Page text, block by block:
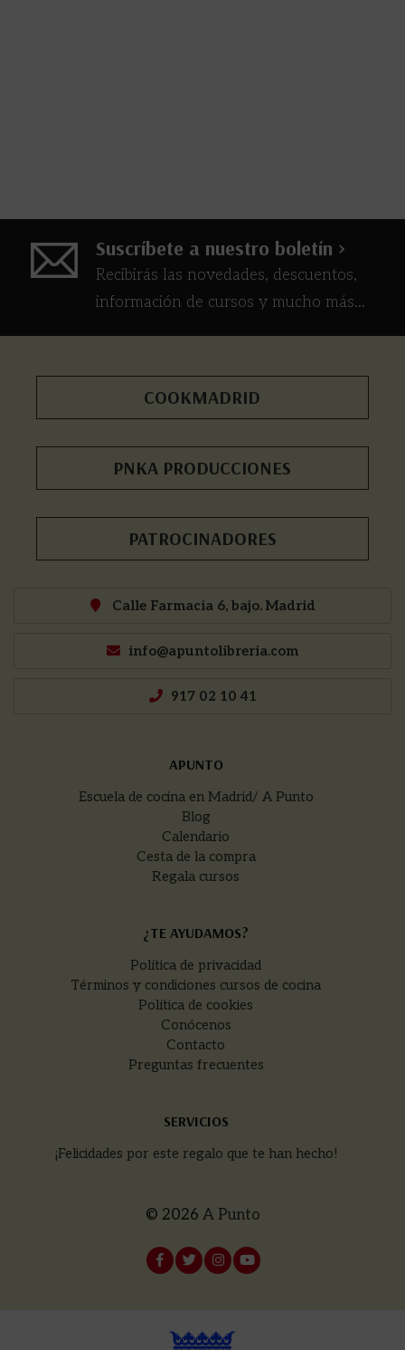
Suscríbete a nuestro boletín >
Recibirás las novedades, descuentos,
información de cursos y mucho más...
COOKMADRID
PNKA PRODUCCIONES
PATROCINADORES
Calle Farmacia 6, bajo. Madrid
info@apuntolibreria.com
917 02 10 41
APUNTO
Escuela de cocina en Madrid/ A Punto
Blog
Calendario
Cesta de la compra
Regala cursos
¿TE AYUDAMOS?
Política de privacidad
Términos y condiciones cursos de cocina
Política de cookies
Conócenos
Contacto
Preguntas frecuentes
SERVICIOS
¡Felicidades por este regalo que te han hecho!
© 2026 A Punto